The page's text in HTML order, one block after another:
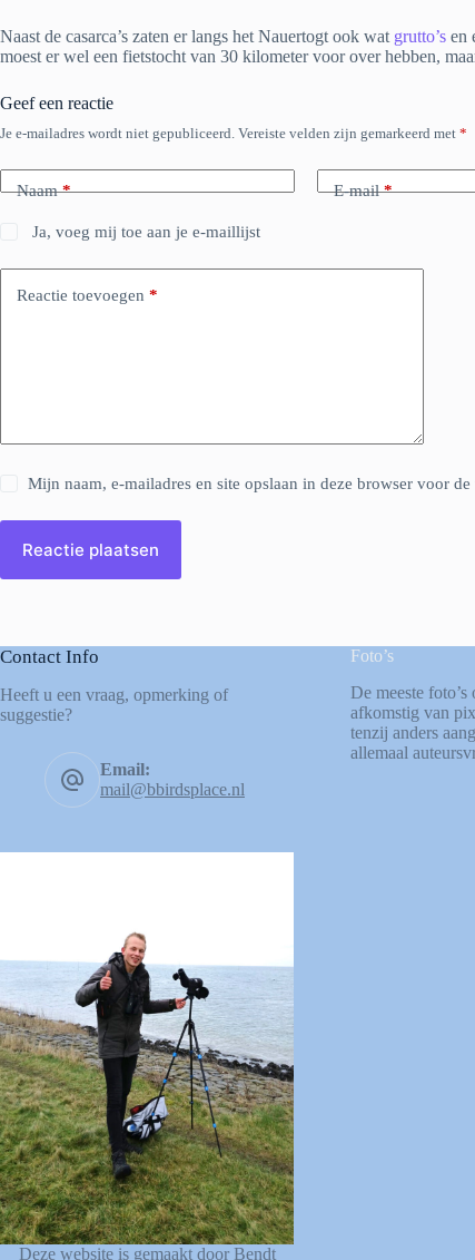
Naast de casarca’s zaten er langs het Nauertogt ook wat grutto’s en
moest er wel een fietstocht van 30 kilometer voor over hebben,
Geef een reactie
Je e-mailadres wordt niet gepubliceerd. Vereiste velden zijn gemarkeerd met *
Naam* E-mail*
Ja, voeg mij toe aan je e-maillijst
Reactie toevoegen *
Mijn naam, e-mailadres en site opslaan in deze browser voor
Reactie plaatsen
Contact Info
Heeft u een vraag, opmerking of
suggestie?
Email:
mail@bbirdsplace.nl
Deze website is gemaakt door Bendt
Foto’s
De meeste
afkomstig van
tenzij anders
allemaal